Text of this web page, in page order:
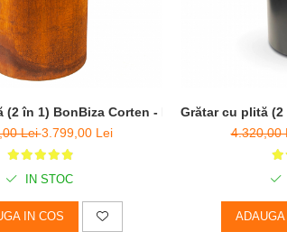
(2 în 1) BonBiza Corten - D 80cm x H 100cm
Lei3.799,00 Lei
IN STOC
IN COS
Grătar cu plită (2
4.320,00